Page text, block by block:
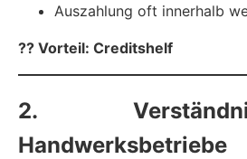
Auszahlung oft innerhalb
?? Vorteil: Creditshelf
2.
Handwerksbetriebe